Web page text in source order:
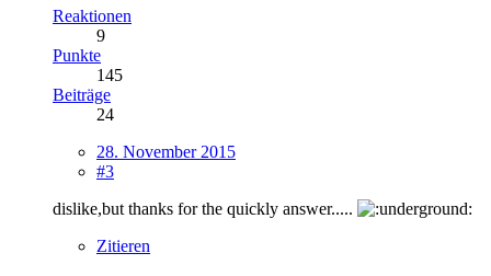
Reaktionen
9
Punkte
145
Beiträge
24
28. November 2015
#3
dislike,but thanks for the quickly answer.....
Zitieren